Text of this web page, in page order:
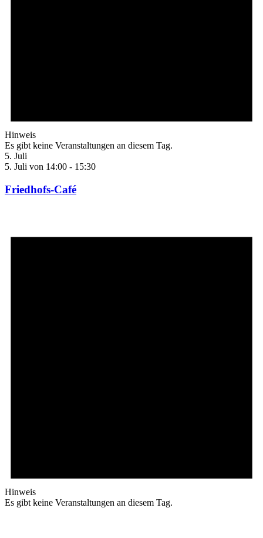
Hinweis
Es gibt keine Veranstaltungen an diesem Tag.
5. Juli
5. Juli von 14:00 - 15:30
Friedhofs-Café
Hinweis
Es gibt keine Veranstaltungen an diesem Tag.